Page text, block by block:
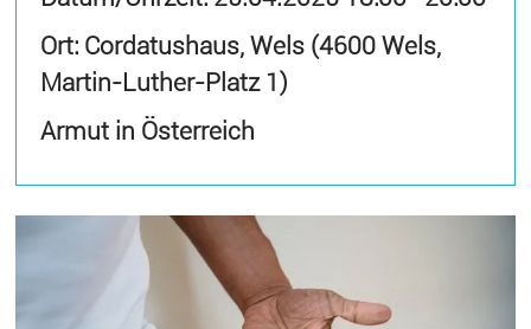
Ort: Cordatushaus, Wels (4600 Wels,
Martin-Luther-Platz 1)
Armut in Österreich